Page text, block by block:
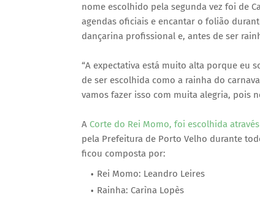
nome escolhido pela segunda vez foi de
agendas oficiais e encantar o folião
dançarina profissional e, antes de ser
“A expectativa está muito alta porque eu
de ser escolhida como a rainha do
vamos fazer isso com muita alegria, pois
A Corte do Rei Momo, foi escolhida
pela Prefeitura de Porto Velho durante
ficou composta por:
Rei Momo: Leandro Leires
Rainha: Carìna Lopès